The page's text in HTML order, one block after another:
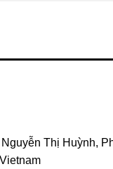
Thị Huỳnh,